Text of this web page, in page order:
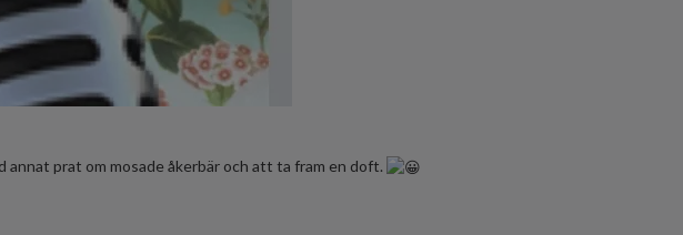
prat om mosade åkerbär och att ta fram en doft.